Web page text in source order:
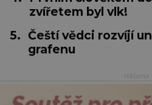
zvířetem byl vlk!
5. Čeští vědci rozvíjí
grafenu